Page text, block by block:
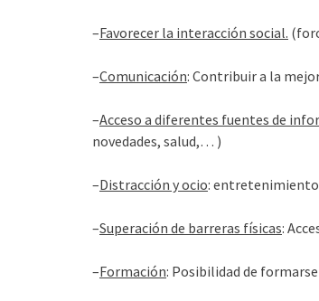
–Favorecer la interacción social.
–Comunicación: Contribuir a la
–Acceso a diferentes fuentes de
novedades, salud,… )
–Distracción y ocio: entretenimiento
–Superación de barreras físicas:
–Formación: Posibilidad de formarse